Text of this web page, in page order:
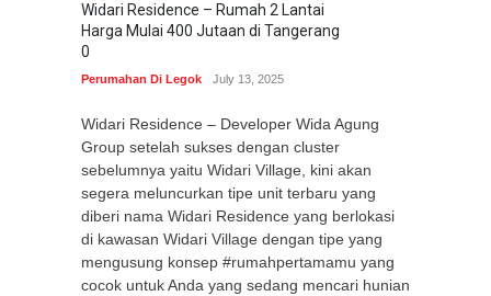
Widari Residence – Rumah 2 Lantai
Harga Mulai 400 Jutaan di Tangerang
0
Perumahan Di Legok July 13, 2025
Widari Residence – Developer Wida Agung
Group setelah sukses dengan cluster
sebelumnya yaitu Widari Village, kini akan
segera meluncurkan tipe unit terbaru yang
diberi nama Widari Residence yang berlokasi
di kawasan Widari Village dengan tipe yang
mengusung konsep #rumahpertamamu yang
cocok untuk Anda yang sedang mencari hunian